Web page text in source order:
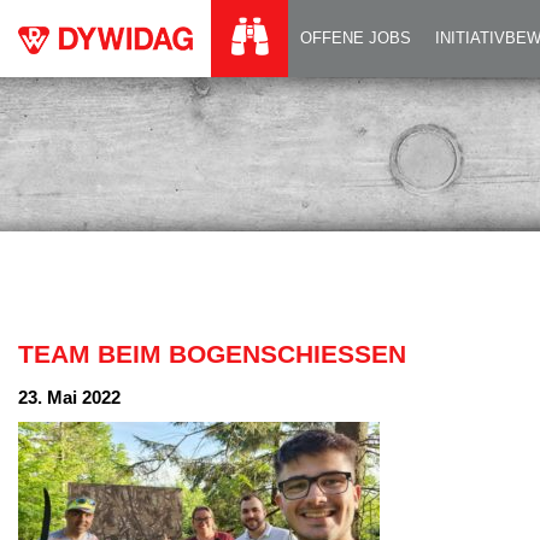
OFFENE JOBS
TEAM BEIM
TEAM BEIM BOGENSCHIESSEN
23. Mai 2022